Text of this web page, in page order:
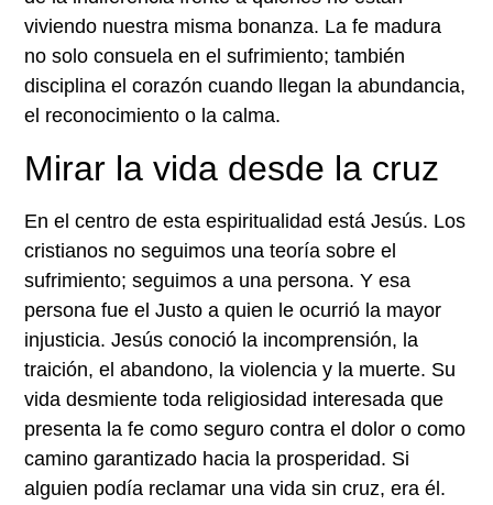
viviendo nuestra misma bonanza. La fe madura
no solo consuela en el sufrimiento; también
disciplina el corazón cuando llegan la abundancia,
el reconocimiento o la calma.
Mirar la vida desde la cruz
En el centro de esta espiritualidad está Jesús. Los
cristianos no seguimos una teoría sobre el
sufrimiento; seguimos a una persona. Y esa
persona fue el Justo a quien le ocurrió la mayor
injusticia. Jesús conoció la incomprensión, la
traición, el abandono, la violencia y la muerte. Su
vida desmiente toda religiosidad interesada que
presenta la fe como seguro contra el dolor o como
camino garantizado hacia la prosperidad. Si
alguien podía reclamar una vida sin cruz, era él.